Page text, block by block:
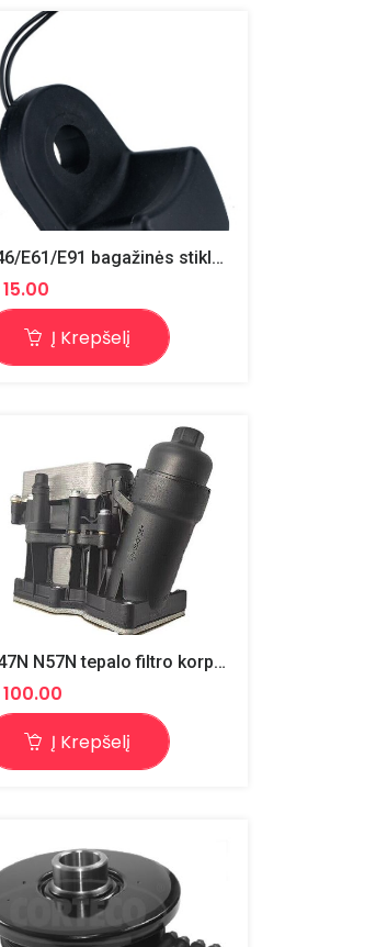
E46/E61/E91 bagažinės stiklo mygtukas
15.00
Į Krepšelį
N47N N57N tepalo filtro korpusas (11428507697) pilnas su radiatoriais
100.00
Į Krepšelį